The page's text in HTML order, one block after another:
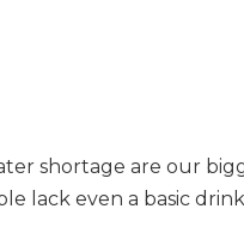
shortage are our
lack even a basic